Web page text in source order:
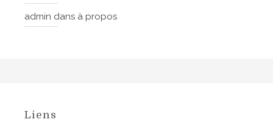
admin dans à propos
Liens